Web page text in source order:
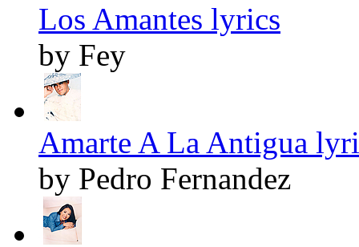
Los Amantes lyrics
by Fey
Amarte A La Antigua
by Pedro Fernandez